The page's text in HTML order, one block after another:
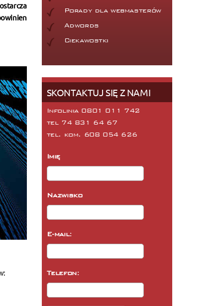
Porady dla webmasterów
Adwords
Ciekawostki
SKONTAKTUJ SIĘ Z NAMI
Infolinia 0801 011 742
tel 74 831 64 67
tel. kom. 608 054 626
Imię
Nazwisko
E-mail:
Telefon: